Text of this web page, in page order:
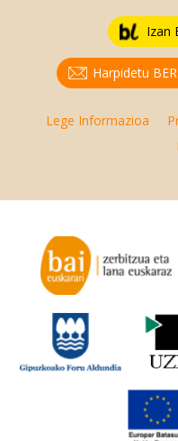
Izan
Harpidetu
Lege Informazioa